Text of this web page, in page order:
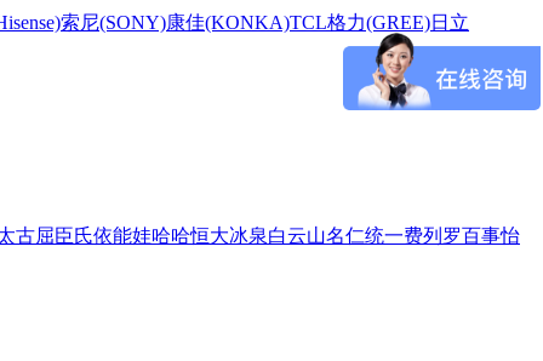
索尼(SONY)康佳(KONKA)TCL格力(GREE)日立
古屈臣氏依能娃哈哈恒大冰泉白云山名仁统一费列罗百事怡